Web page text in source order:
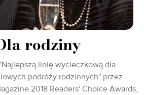
rodziny
linię wycieczkową dla
podróży rodzinnych" przez
2018 Readers' Choice Awards,